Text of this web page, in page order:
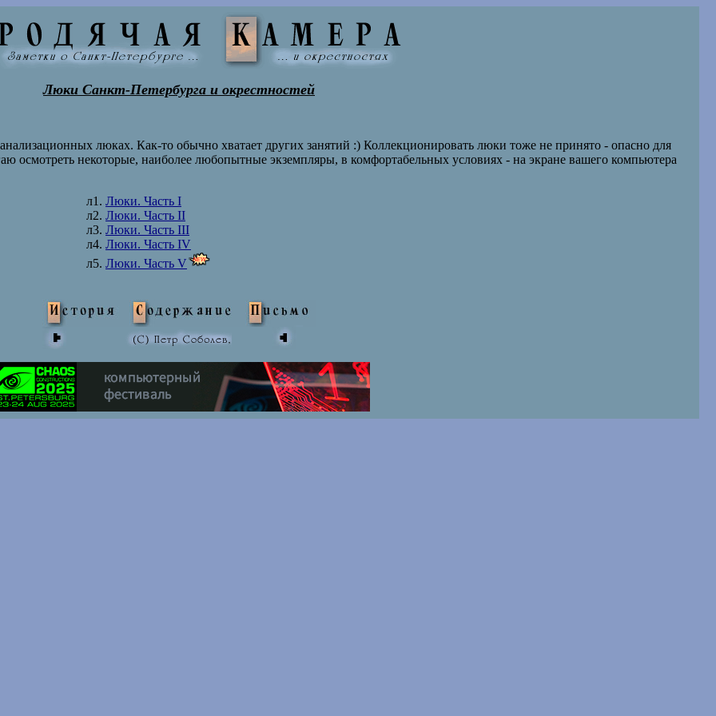
Люки Санкт-Петербурга и окрестностей
люках. Как-то обычно хватает других занятий :) Коллекционировать люки тоже не принято - опасно для
осмотреть некоторые, наиболее любопытные экземпляры, в комфортабельных условиях - на экране вашего компьютера
л1. Люки. Часть I
л2. Люки. Часть II
л3. Люки. Часть III
л4. Люки. Часть IV
л5. Люки. Часть V